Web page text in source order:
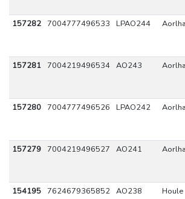
157282 7004777496533 LPAO244
157281 7004219496534 AO243
157280 7004777496526 LPAO242
157279 7004219496527 AO241
154195 7624679365852 AO238 Houle